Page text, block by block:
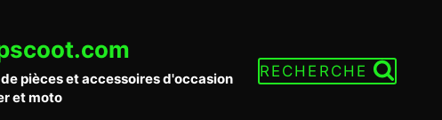
pièces et accessoires d'occasion
et moto
RECHERCHE